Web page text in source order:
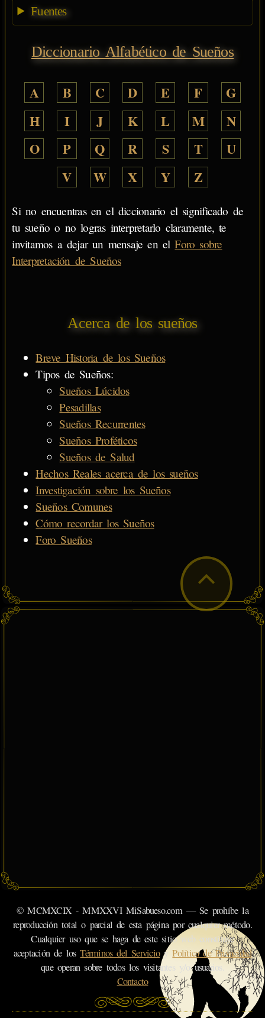
Fuentes
Diccionario Alfabético de Sueños
A B C D E F
G
H
I J K L M
N
O
P Q R S T
U
V
W X Y Z
Si no encuentras en el diccionario el significado de
tu sueño o no logras interpretarlo claramente, te
invitamos a dejar un mensaje en elForo sobre
Interpretación de Sueños
Acerca de los sueños
Breve Historia de los Sueños
Tipos de Sueños:
Sueños Lúcidos
Pesadillas
Sueños Recurrentes
Sueños Proféticos
Sueños de Salud
Hechos Reales acerca de los sueños
Investigación sobre los Sueños
Sueños Comunes
Cómo recordar los Sueños
Foro Sueños
© MCMXCIX - MMXXVI MiSabueso.com — Se prohíbe la
reproducción total o parcial de esta página por cualquier método.
Cualquier uso que se haga de este sitio web constituye
aceptación de losTérminos del ServicioyPolítica de Privacidad
que operan sobre todos los visitantes y/o usuarios.
Contacto